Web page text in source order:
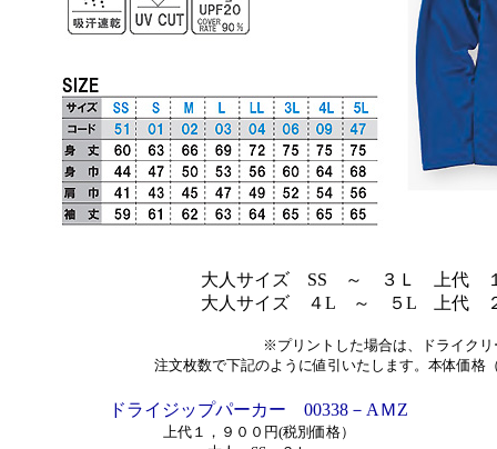
大人サイズ SS ～ ３Ｌ 上代 １
大人サイズ ４L ～ ５L
上代
※プリントした場合は、ドライク
注文枚数で下記のように値引いたします。本体価
ドライジップパーカー 00338－AＭZ
上代１，９００円(税別価格）